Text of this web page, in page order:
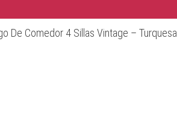
De Comedor 4 Sillas Vintage – Turquesa